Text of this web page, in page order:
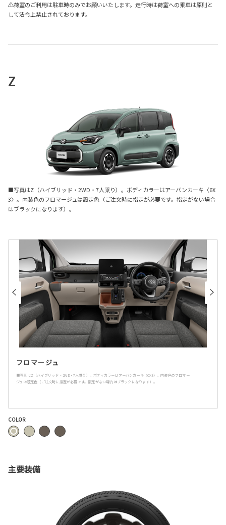
⚠荷室のご利用は駐車時のみでお願いいたします。走行時は荷室への乗車は原則と
して法令上禁止されております。
Z
■写真はZ（ハイブリッド・2WD・7人乗り）。ボディカラーはアーバンカーキ〈6X
3〉。内装色のフロマージュは設定色（ご注文時に指定が必要です。指定がない場合
はブラックになります）。
フロマージュ
■写真はZ（ハイブリッド・2WD・7人乗り）。ボディカラーはアーバンカーキ〈6X3〉。内装色のフロマー
ジュは設定色（ご注文時に指定が必要です。指定がない場合はブラックになります）。
COLOR
主要装備